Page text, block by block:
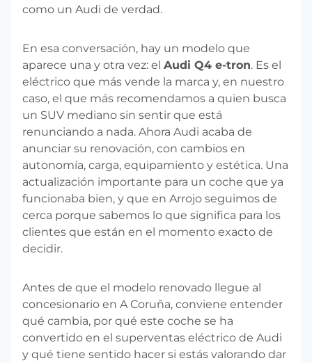
como un Audi de verdad.
En esa conversación, hay un modelo que
aparece una y otra vez: el Audi Q4 e-tron. Es el
eléctrico que más vende la marca y, en nuestro
caso, el que más recomendamos a quien busca
un SUV mediano sin sentir que está
renunciando a nada. Ahora Audi acaba de
anunciar su renovación, con cambios en
autonomía, carga, equipamiento y estética. Una
actualización importante para un coche que ya
funcionaba bien, y que en Arrojo seguimos de
cerca porque sabemos lo que significa para los
clientes que están en el momento exacto de
decidir.
Antes de que el modelo renovado llegue al
concesionario en A Coruña, conviene entender
qué cambia, por qué este coche se ha
convertido en el superventas eléctrico de Audi
y qué tiene sentido hacer si estás valorando dar